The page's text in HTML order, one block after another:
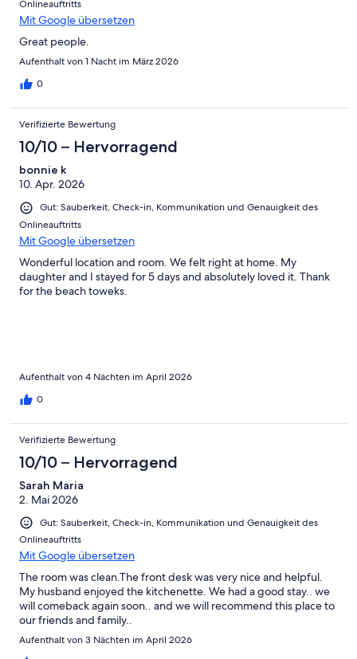
Onlineauftritts
Mit Google übersetzen
Great people.
Aufenthalt von 1 Nacht im März 2026
0
Verifizierte Bewertung
10/10 – Hervorragend
bonnie k
10. Apr. 2026
Gut: Sauberkeit, Check-in, Kommunikation und Genauigkeit des
Onlineauftritts
Mit Google übersetzen
Wonderful location and room. We felt right at home. My
daughter and I stayed for 5 days and absolutely loved it. Thank
for the beach toweks.
Aufenthalt von 4 Nächten im April 2026
0
Verifizierte Bewertung
10/10 – Hervorragend
Sarah Maria
2. Mai 2026
Gut: Sauberkeit, Check-in, Kommunikation und Genauigkeit des
Onlineauftritts
Mit Google übersetzen
The room was clean.The front desk was very nice and helpful.
My husband enjoyed the kitchenette. We had a good stay.. we
will comeback again soon.. and we will recommend this place to
our friends and family..
Aufenthalt von 3 Nächten im April 2026